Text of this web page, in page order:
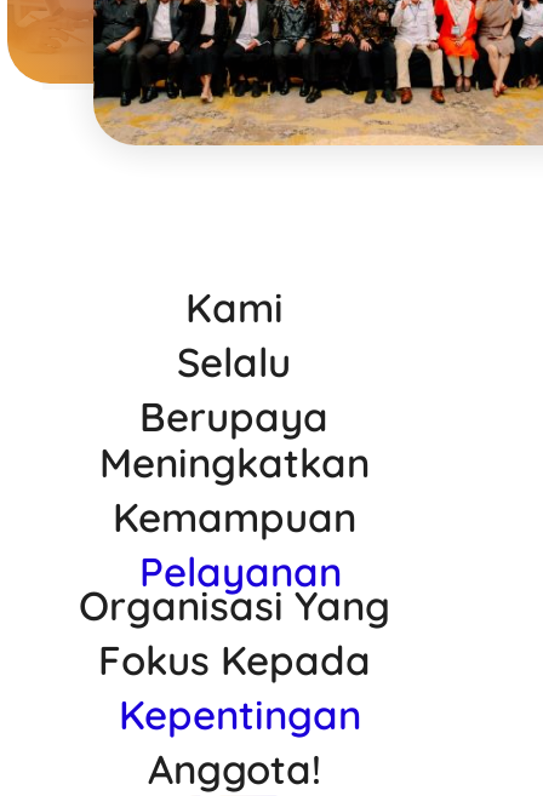
Kami
Selalu
Berupaya
Meningkatkan
Kemampuan
Pelayanan
Organisasi Yang
Fokus Kepada
Kepentingan
Anggota!